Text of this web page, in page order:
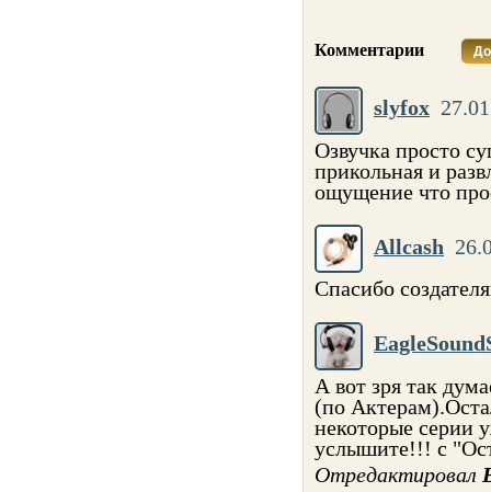
Комментарии
slyfox
Озвучка просто
прикольная и
ощущение что
Allcash
Спасибо
А вот зря так
(по
некоторые серии
услышите!!! с
Отредактировал